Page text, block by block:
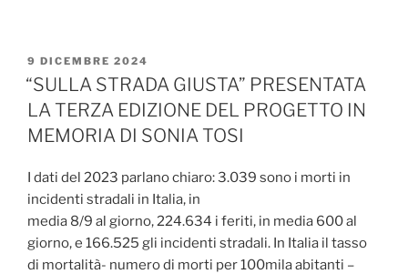
PUBBLICATO
IL
9 DICEMBRE 2024
“SULLA STRADA GIUSTA” PRESENTATA
LA TERZA EDIZIONE DEL PROGETTO IN
MEMORIA DI SONIA TOSI
I dati del 2023 parlano chiaro: 3.039 sono i morti in
incidenti stradali in Italia, in
media 8/9 al giorno, 224.634 i feriti, in media 600 al
giorno, e 166.525 gli incidenti stradali. In Italia il tasso
di mortalità- numero di morti per 100mila abitanti –